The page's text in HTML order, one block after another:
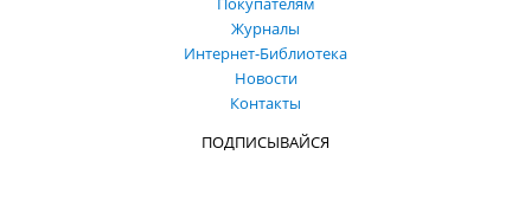
Журналы
Интернет-Библиотека
Новости
Контакты
ПОДПИСЫВАЙСЯ